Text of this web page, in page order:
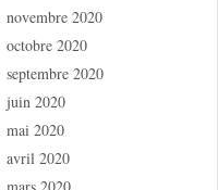
novembre 2020
octobre 2020
septembre 2020
juin 2020
mai 2020
avril 2020